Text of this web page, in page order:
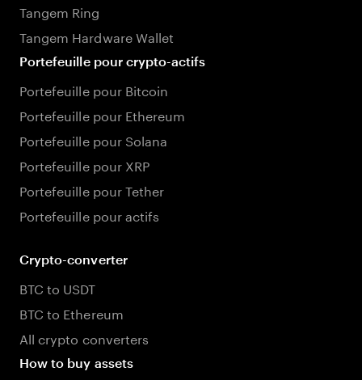
Tangem Ring
Tangem Hardware Wallet
Portefeuille pour crypto-actifs
Portefeuille pour Bitcoin
Portefeuille pour Ethereum
Portefeuille pour Solana
Portefeuille pour XRP
Portefeuille pour Tether
Portefeuille pour actifs
Crypto-converter
BTC to USDT
BTC to Ethereum
All crypto converters
How to buy assets